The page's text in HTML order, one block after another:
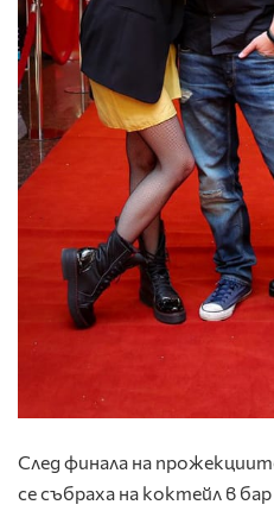
След финала на
се събраха на коктейл в